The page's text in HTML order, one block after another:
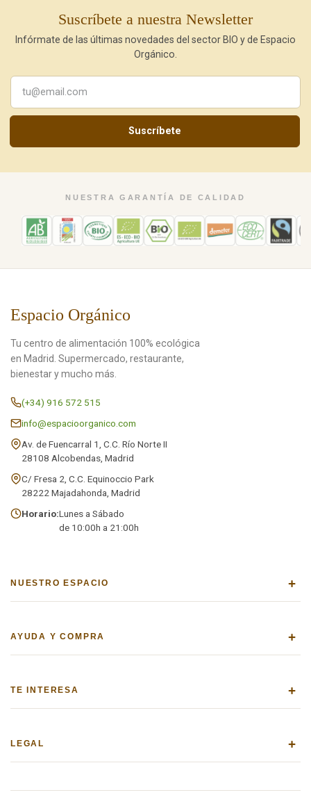
Suscríbete a nuestra Newsletter
Infórmate de las últimas novedades del sector BIO y de Espacio
Orgánico.
Suscríbete
NUESTRA GARANTÍA DE CALIDAD
Espacio Orgánico
Tu centro de alimentación 100% ecológica
en Madrid. Supermercado, restaurante,
bienestar y mucho más.
(+34) 916 572 515
info@espacioorganico.com
Av. de Fuencarral 1, C.C. Río Norte II
28108 Alcobendas, Madrid
C/ Fresa 2, C.C. Equinoccio Park
28222 Majadahonda, Madrid
Horario:Lunes a Sábado
de 10:00h a 21:00h
NUESTRO ESPACIO +
AYUDA Y COMPRA +
TE INTERESA +
LEGAL +